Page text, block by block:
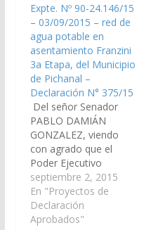
Expte. Nº 90-24.146/15
– 03/09/2015 – red de
agua potable en
asentamiento Franzini
3a Etapa, del Municipio
de Pichanal –
Declaración N° 375/15
Del señor Senador
PABLO DAMIÁN
GONZALEZ, viendo
con agrado que el
Poder Ejecutivo
Provincial, incluya en el
Proyecto de
Presupuesto General
de la Provincia -
septiembre 2, 2015
En "Proyectos de
Declaración
Aprobados"